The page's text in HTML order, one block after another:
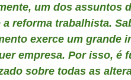
um dos assuntos
a reforma trabalhista.
exerce um grande
empresa. Por isso, é
sobre todas as